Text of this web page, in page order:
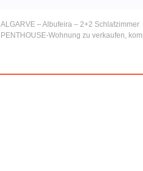
ALGARVE – Albufeira – 2+2 Schlafzimmer
PENTHOUSE-Wohnung zu verkaufen,